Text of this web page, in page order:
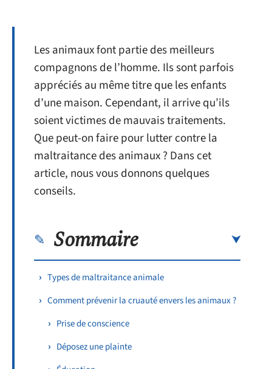
Les animaux font partie des meilleurs
compagnons de l’homme. Ils sont parfois
appréciés au même titre que les enfants
d’une maison. Cependant, il arrive qu’ils
soient victimes de mauvais traitements.
Que peut-on faire pour lutter contre la
maltraitance des animaux ? Dans cet
article, nous vous donnons quelques
conseils.
Sommaire
Types de maltraitance animale
Comment prévenir la cruauté envers les animaux ?
Prise de conscience
Déposez une plainte